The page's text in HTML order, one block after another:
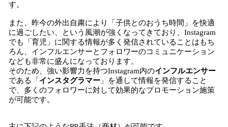
す。
また、昨今の外出自粛により「子供とのおうち時間」を快適
に過ごしたい、という風潮が強くなってきており、Instagram
でも「育児」に関する情報が多く発信されていることはもち
ろん、インフルエンサーとフォロワーのコミュニケーション
なども非常に盛んになっております。
そのため、強い影響力を持つInstagram内のインフルエンサー
である「 インスタグラマー 」を通して情報を発信すること
で、多くのフォロワーに対して効果的なプロモーション施策
が可能です。